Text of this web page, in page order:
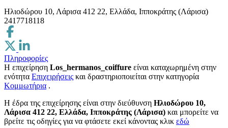
Ηλιοδώρου 10, Λάρισα 412 22, Ελλάδα, Ιπποκράτης (Λάρισα)
2417718118
Πληροφορίες
Η επιχείρηση Los_hermanos_coiffure είναι καταχωρημένη στην
ενότητα Επιχειρήσεις και δραστηριοποιείται στην κατηγορία
Κομμωτήρια .
H έδρα της επιχείρησης είναι στην διεύθυνση Ηλιοδώρου 10,
Λάρισα 412 22, Ελλάδα, Ιπποκράτης (Λάρισα) και μπορείτε να
βρείτε τις οδηγίες για να φτάσετε εκεί κάνοντας κλικ εδώ